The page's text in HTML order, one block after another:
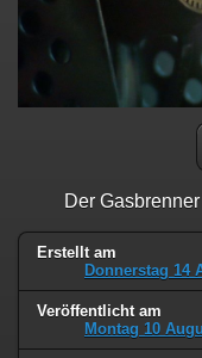
Der
Erstellt am
Donnerstag 14
Veröffentlicht am
Montag 10